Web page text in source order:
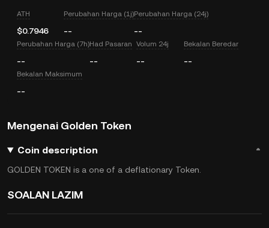
ATH
$0.7946
Perubahan Harga (1j)
--
Perubahan Harga (24j)
--
Perubahan Harga (7h)
--
Had Pasaran
--
Volum 24j
--
Bekalan Beredar
--
Bekalan Maksimum
--
Mengenai Golden Token
Coin description
GOLDEN TOKEN is a one of a deflationary Token.
SOALAN LAZIM